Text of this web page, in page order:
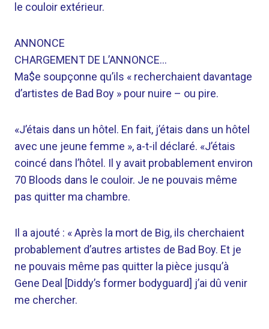
le couloir extérieur.
ANNONCE
CHARGEMENT DE L’ANNONCE…
Ma$e soupçonne qu’ils « recherchaient davantage
d’artistes de Bad Boy » pour nuire – ou pire.
«J’étais dans un hôtel. En fait, j’étais dans un hôtel
avec une jeune femme », a-t-il déclaré. «J’étais
coincé dans l’hôtel. Il y avait probablement environ
70 Bloods dans le couloir. Je ne pouvais même
pas quitter ma chambre.
Il a ajouté : « Après la mort de Big, ils cherchaient
probablement d’autres artistes de Bad Boy. Et je
ne pouvais même pas quitter la pièce jusqu’à
Gene Deal [Diddy’s former bodyguard] j’ai dû venir
me chercher.